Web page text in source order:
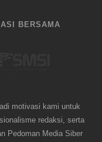
BERSAMA
motivasi kami untuk
redaksi, serta
Pedoman Media Siber